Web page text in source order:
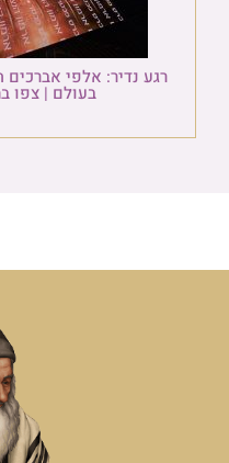
רגע נדיר: אלפי
בעולם | צפו